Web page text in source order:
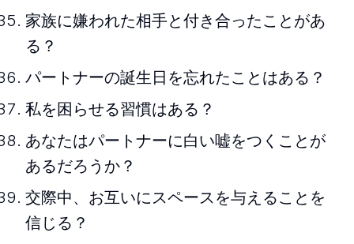
家族に嫌われた相手と付き合ったことがあ
る？
パートナーの誕生日を忘れたことはある？
私を困らせる習慣はある？
あなたはパートナーに白い嘘をつくことが
あるだろうか？
交際中、お互いにスペースを与えることを
信じる？